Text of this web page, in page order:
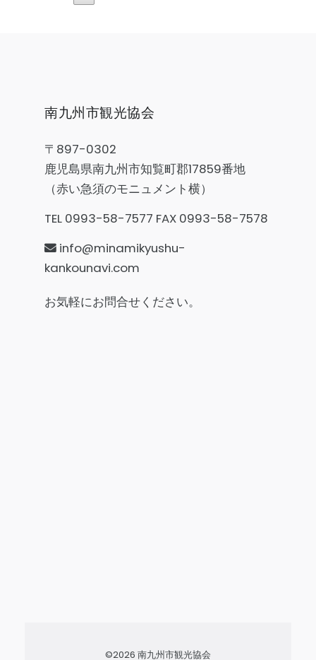
南九州市観光協会
〒897-0302
鹿児島県南九州市知覧町郡17859番地
（赤い急須のモニュメント横）
TEL 0993-58-7577 FAX 0993-58-7578
info@minamikyushu-
kankounavi.com
お気軽にお問合せください。
©2026 南九州市観光協会